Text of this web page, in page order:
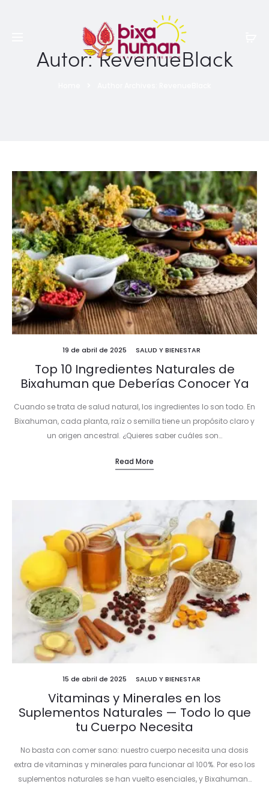
Autor:RevenueBlack
19 de abril de 2025 SALUD Y BIENESTAR
Top 10 Ingredientes Naturales de
Bixahuman que Deberías Conocer Ya
Cuando se trata de salud natural, los ingredientes lo son todo. En
Bixahuman, cada planta, raíz o semilla tiene un propósito claro y
un origen ancestral. ¿Quieres saber cuáles son…
Read More
15 de abril de 2025 SALUD Y BIENESTAR
Vitaminas y Minerales en los
Suplementos Naturales — Todo lo que
tu Cuerpo Necesita
No basta con comer sano: nuestro cuerpo necesita una dosis
extra de vitaminas y minerales para funcionar al 100%. Por eso los
suplementos naturales se han vuelto esenciales, y Bixahuman…